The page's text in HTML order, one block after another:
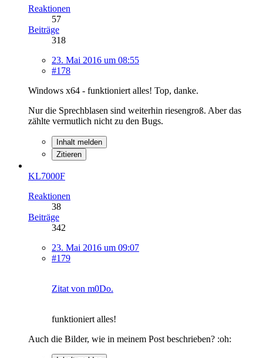
Reaktionen
57
Beiträge
318
23. Mai 2016 um 08:55
#178
Windows x64 - funktioniert alles! Top, danke.
Nur die Sprechblasen sind weiterhin riesengroß. Aber das
zählte vermutlich nicht zu den Bugs.
Inhalt melden
Zitieren
KL7000F
Reaktionen
38
Beiträge
342
23. Mai 2016 um 09:07
#179
Zitat von m0Do.
funktioniert alles!
Auch die Bilder, wie in meinem Post beschrieben? :oh: